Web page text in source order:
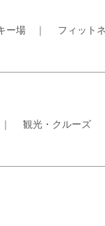
ー場 ｜ フィット
観光・クルーズ